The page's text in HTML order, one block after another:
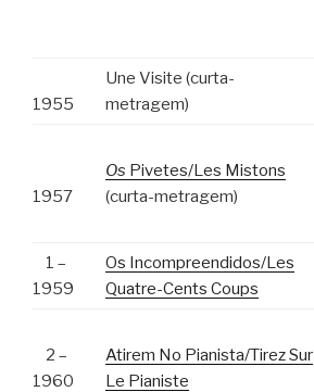
1955
Une Visite (curta-
metragem)
1957
Os Pivetes/Les Mistons
(curta-metragem)
1 –
1959
Os Incompreendidos/Les
Quatre-Cents Coups
2 –
1960
Atirem No Pianista/Tirez Sur
Le Pianiste